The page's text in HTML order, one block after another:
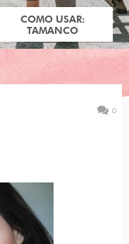
COMO USAR:
TAMANCO
0